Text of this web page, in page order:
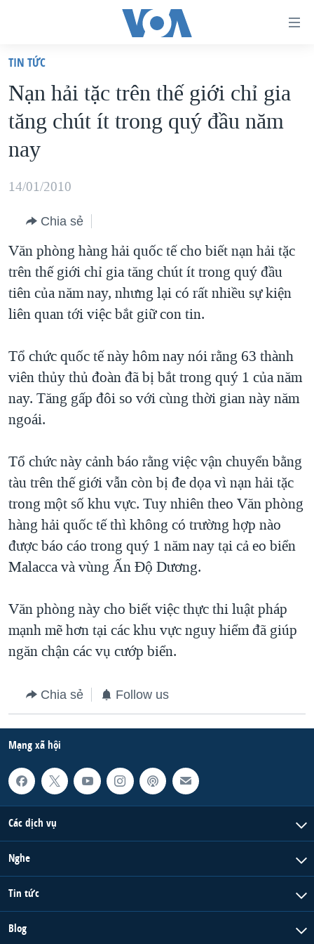
truy
cập
Tới
nội
dung
chính
hướng
chính
Đi
tới
VIỆT NAM
HOA KỲ
BIỂN ĐÔNG
THẾ GIỚI
DIỄN ĐÀN
MỤC
TỰ DO BÁO CHÍ
VẠCH TRẦN TIN GIẢ
ĐỜI SỐNG
KINH TẾ
KHOA HỌC
VĂN HOÁ
THỂ THAO
GIÁO DỤC
CHUYÊN ĐỀ
CHIẾN TRANH THƯƠNG MẠI CỦA MỸ: QUÁ KHỨ VÀ HIỆN
TẠI
MỘT NĂM CHIẾN TRANH TẠI DẢI GAZA
GIẢI MÃ VÀNH ĐAI & CON ĐƯỜNG
NGÀY TỊ NẠN THẾ GIỚI
GROUND ZERO – XƯA VÀ NAY
CHI PHÍ CHIẾN TRANH AFGHANISTAN
CÁC GIÁ TRỊ CỘNG HÒA Ở VIỆT NAM
THƯỢNG ĐỈNH TRUMP-KIM TẠI VIỆT NAM
TRỊNH VĨNH BÌNH VS. CHÍNH PHỦ VIỆT NAM
BÊN KIA QUỐC LỘ: TIẾNG VỌNG TỪ NÔNG THÔN MỸ
QUAN HỆ VIỆT MỸ
HỌC TIẾNG ANH
NGHE
MẠNG XÃ HỘI
Ngôn ngữ khác
TIN TỨC
Nạn hải tặc trên thế giới chỉ gia
tăng chút ít trong quý đầu năm
nay
14/01/2010
Chia sẻ
Văn phòng hàng hải quốc tế cho biết nạn hải tặc
trên thế giới chỉ gia tăng chút ít trong quý đầu
tiên của năm nay, nhưng lại có rất nhiều sự kiện
liên quan tới việc bắt giữ con tin.
Tổ chức quốc tế này hôm nay nói rằng 63 thành
viên thủy thủ đoàn đã bị bắt trong quý 1 của năm
nay. Tăng gấp đôi so với cùng thời gian này năm
ngoái.
Tổ chức này cảnh báo rằng việc vận chuyển bằng
tàu trên thế giới vẫn còn bị đe dọa vì nạn hải tặc
trong một số khu vực. Tuy nhiên theo Văn phòng
hàng hải quốc tế thì không có trường hợp nào
được báo cáo trong quý 1 năm nay tại cả eo biển
Malacca và vùng Ấn Ðộ Dương.
Văn phòng này cho biết việc thực thi luật pháp
mạnh mẽ hơn tại các khu vực nguy hiểm đã giúp
ngăn chận các vụ cướp biển.
Chia sẻ Follow us
Mạng xã hội
Các dịch vụ
Nghe
Tin tức
Blog